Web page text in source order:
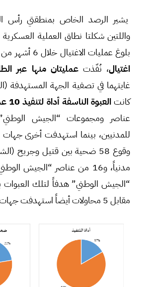
يشير الرصد الخاص بمنطقتي رأس
واللتين شكلتا نطاق العملية العسكرية
بلوغ عمليات الاغتيال خلال 6 أشهر من الرصد:
اغتيال، نُفّذتعمليتان منها عبر
كانتالعبوة الناسفة أداة لتنفيذ 10 عمليات،
عناصر ومجموعات “الجيش
للمدنيين، بينما استهدفت أخرى جهات
مدنياً، و16 من عناصر “الجيش
مقابل 5 محاولات أيضاً استهدفت جهات مدنية.